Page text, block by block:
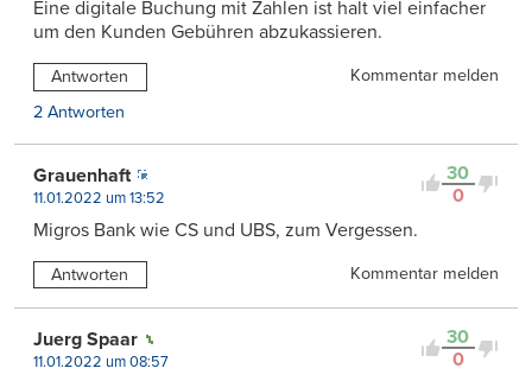
Eine digitale Buchung mit Zahlen ist halt viel einfacher
um den Kunden Gebühren abzukassieren.
Antworten
Kommentar melden
2 Antworten
30
0
Grauenhaft
11.01.2022 um 13:52
Migros Bank wie CS und UBS, zum Vergessen.
Antworten Kommentar melden
30
0
Juerg Spaar
11.01.2022 um 08:57